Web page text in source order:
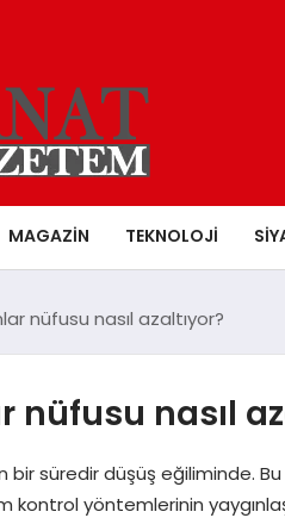
MAGAZIN TEKNOLOJI
nüfusu nasıl azaltıyor?
nüfusu nasıl
bir süredir düşüş eğiliminde.
kontrol yöntemlerinin